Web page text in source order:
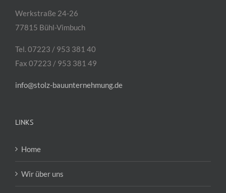
Werkstraße 24-26
77815 Bühl-Vimbuch
Tel. 07223 / 953 381 40
Fax 07223 / 953 381 49
info@stolz-bauunternehmung.de
LINKS
Home
Wir über uns